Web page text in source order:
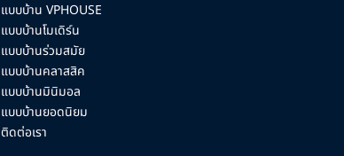
แบบบ้าน VPHOUSE
แบบบ้านโมเดิร์น
แบบบ้านร่วมสมัย
แบบบ้านคลาสสิค
แบบบ้านมินิมอล
แบบบ้านยอดนิยม
ติดต่อเรา